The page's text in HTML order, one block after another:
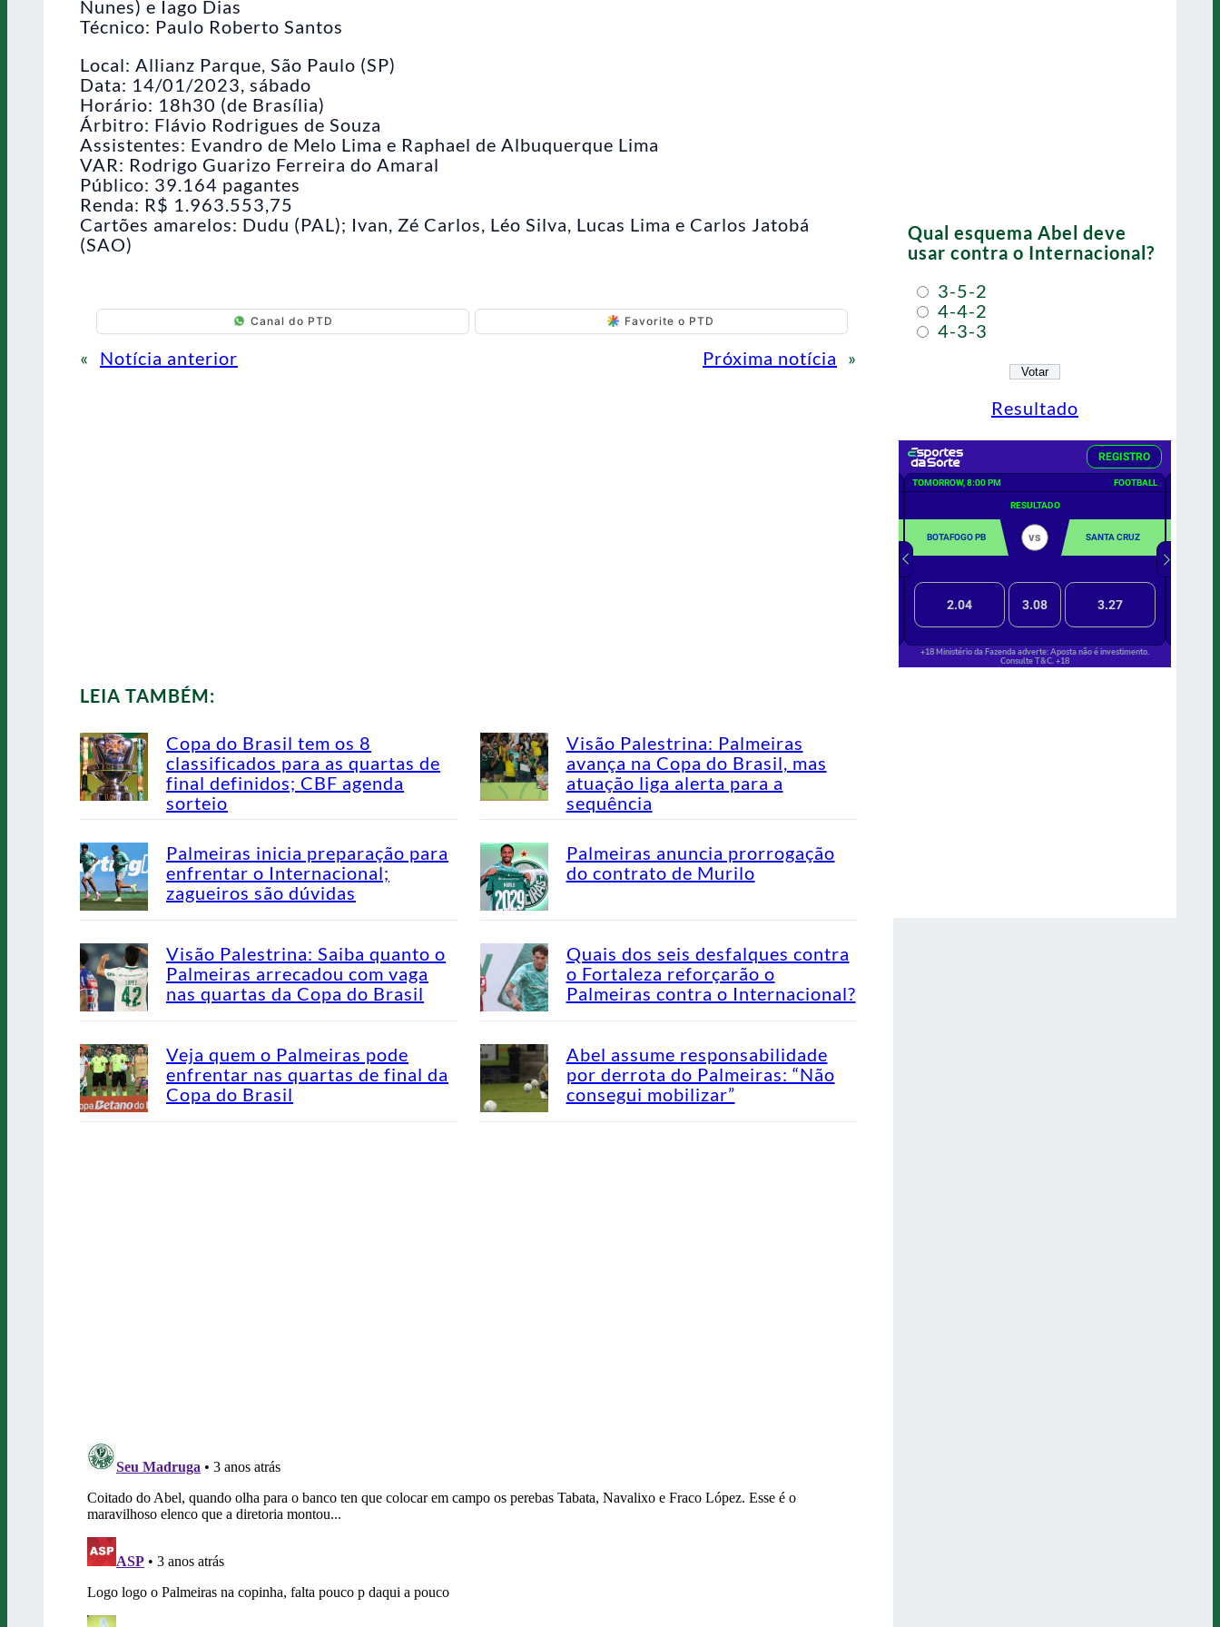
Nunes) e Iago Dias
Técnico: Paulo Roberto Santos
Local: Allianz Parque, São Paulo (SP)
Data: 14/01/2023, sábado
Horário: 18h30 (de Brasília)
Árbitro: Flávio Rodrigues de Souza
Assistentes: Evandro de Melo Lima e Raphael de Albuquerque Lima
VAR: Rodrigo Guarizo Ferreira do Amaral
Público: 39.164 pagantes
Renda: R$ 1.963.553,75
Cartões amarelos: Dudu (PAL); Ivan, Zé Carlos, Léo Silva, Lucas Lima e Carlos Jatobá
(SAO)
Canal do PTD Favorite o PTD
« Notícia anterior Próxima notícia »
LEIA TAMBÉM:
Copa do Brasil tem os 8
classificados para as quartas de
final definidos; CBF agenda
sorteio
Visão Palestrina: Palmeiras
avança na Copa do Brasil, mas
atuação liga alerta para a
sequência
Palmeiras inicia preparação para
enfrentar o Internacional;
zagueiros são dúvidas
Palmeiras anuncia prorrogação
do contrato de Murilo
Visão Palestrina: Saiba quanto o
Palmeiras arrecadou com vaga
nas quartas da Copa do Brasil
Quais dos seis desfalques contra
o Fortaleza reforçarão o
Palmeiras contra o Internacional?
Veja quem o Palmeiras pode
enfrentar nas quartas de final da
Copa do Brasil
Abel assume responsabilidade
por derrota do Palmeiras: “Não
consegui mobilizar”
Qual esquema Abel deve
usar contra o Internacional?
3-5-2
4-4-2
4-3-3
Resultado